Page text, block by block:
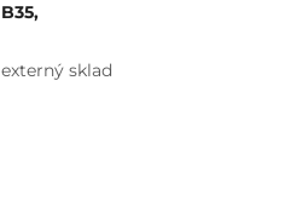
B35,
externý sklad